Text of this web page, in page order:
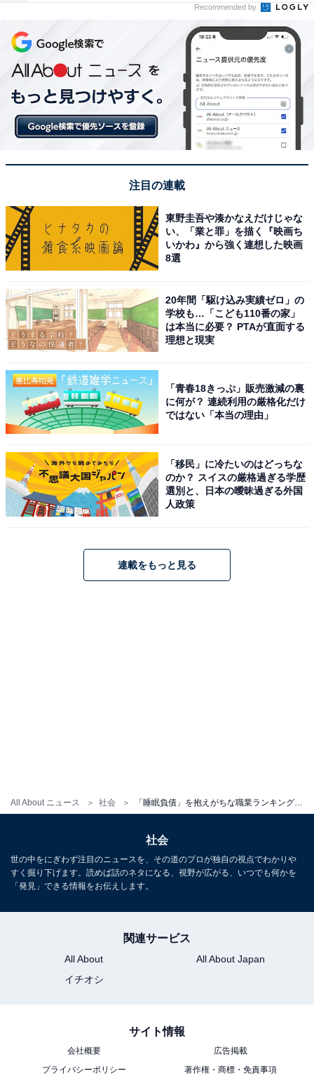
All About ニュース 社会
数ですが、「息が止まることがあって苦しい」「手足が
寒いと寝れない」などの悩みも上げられました。
「睡眠負債」を抱えている人は約54％、体の不調
を感じる人も
「疲労感」（28.1％）。次いで「寝つきが悪い」
Recommended by
注目の連載
東野圭吾や湊かなえだけじゃな
い、「業と罪」を描く『映画ち
いかわ』から強く連想した映画
8選
20年間「駆け込み実績ゼロ」の
学校も…「こども110番の家」
は本当に必要？ PTAが直面する
理想と現実
「青春18きっぷ」販売激減の裏
に何が？ 連続利用の厳格化だけ
ではない「本当の理由」
「移民」に冷たいのはどっちな
のか？ スイスの厳格過ぎる学歴
選別と、日本の曖昧過ぎる外国
人政策
連載をもっと見る
社会
世の中をにぎわず注目のニュースを、その道のプロが独自の視点でわかりや
すく掘り下げます。読めば話のネタになる、視野が広がる、いつでも何かを
「発見」できる情報をお伝えします。
関連サービス
All About
All About Japan
イチオシ
サイト情報
会社概要
広告掲載
プライバシーポリシー
著作権・商標・免責事項